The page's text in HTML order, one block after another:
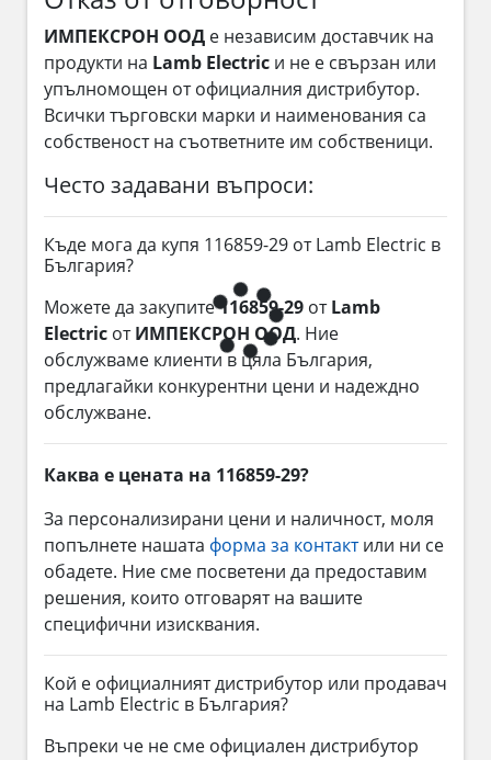
ИМПЕКСРОН ООД е независим доставчик на
продукти на Lamb Electric и не е свързан или
упълномощен от официалния дистрибутор.
Всички търговски марки и наименования са
собственост на съответните им собственици.
Често задавани въпроси:
Къде мога да купя 116859-29 от Lamb Electric в
България?
Можете да закупите116859-29 отLamb
Electric отИМПЕКСРОН ООД. Ние
обслужваме клиенти в цяла България,
предлагайки конкурентни цени и надеждно
обслужване.
Каква е цената на 116859-29?
За персонализирани цени и наличност, моля
попълнете нашата форма за контактили ни се
обадете. Ние сме посветени да предоставим
решения, които отговарят на вашите
специфични изисквания.
Кой е официалният дистрибутор или продавач
на Lamb Electric в България?
Въпреки че не сме официален дистрибутор